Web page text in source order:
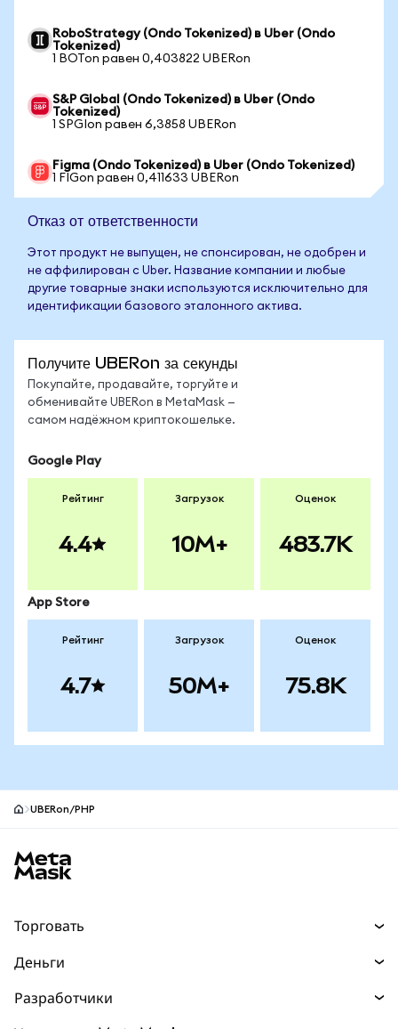
RoboStrategy (Ondo Tokenized) в Uber (Ondo
Tokenized)
1 BOTon равен 0,403822 UBERon
S&P Global (Ondo Tokenized) в Uber (Ondo
Tokenized)
1 SPGIon равен 6,3858 UBERon
Figma (Ondo Tokenized) в Uber (Ondo Tokenized)
1 FIGon равен 0,411633 UBERon
Отказ от ответственности
Этот продукт не выпущен, не спонсирован, не одобрен и
не аффилирован с Uber. Название компании и любые
другие товарные знаки используются исключительно для
идентификации базового эталонного актива.
Получите UBERon за секунды
Покупайте, продавайте, торгуйте и
обменивайте UBERon в MetaMask —
самом надёжном криптокошельке.
Google Play
Рейтинг
4.4
Загрузок
10M+
Оценок
483.7K
App Store
Рейтинг
4.7
Загрузок
50M+
Оценок
75.8K
UBERon/PHP
Торговать
Прогнозы
Деньги
Разработчики